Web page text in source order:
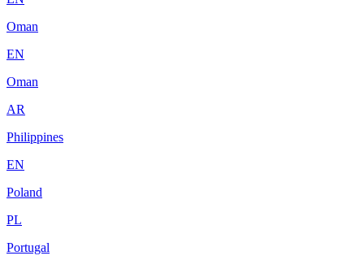
Oman
EN
Oman
AR
Philippines
EN
Poland
PL
Portugal